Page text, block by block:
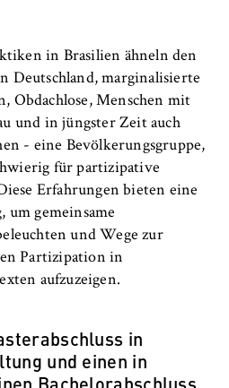
in Brasilien ähneln den
Deutschland, marginalisierte
Obdachlose, Menschen mit
und in jüngster Zeit auch
- eine Bevölkerungsgruppe,
für partizipative
Erfahrungen bieten eine
um gemeinsame
und Wege zur
Partizipation in
aufzuzeigen.
in
und einen in